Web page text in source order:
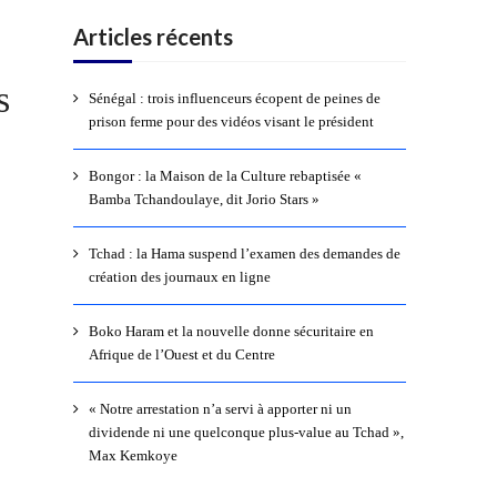
Articles récents
Sénégal : trois influenceurs écopent de peines de
prison ferme pour des vidéos visant le président
Bongor : la Maison de la Culture rebaptisée «
Bamba Tchandoulaye, dit Jorio Stars »
Tchad : la Hama suspend l’examen des demandes de
création des journaux en ligne
Boko Haram et la nouvelle donne sécuritaire en
Afrique de l’Ouest et du Centre
« Notre arrestation n’a servi à apporter ni un
dividende ni une quelconque plus-value au Tchad »,
Max Kemkoye